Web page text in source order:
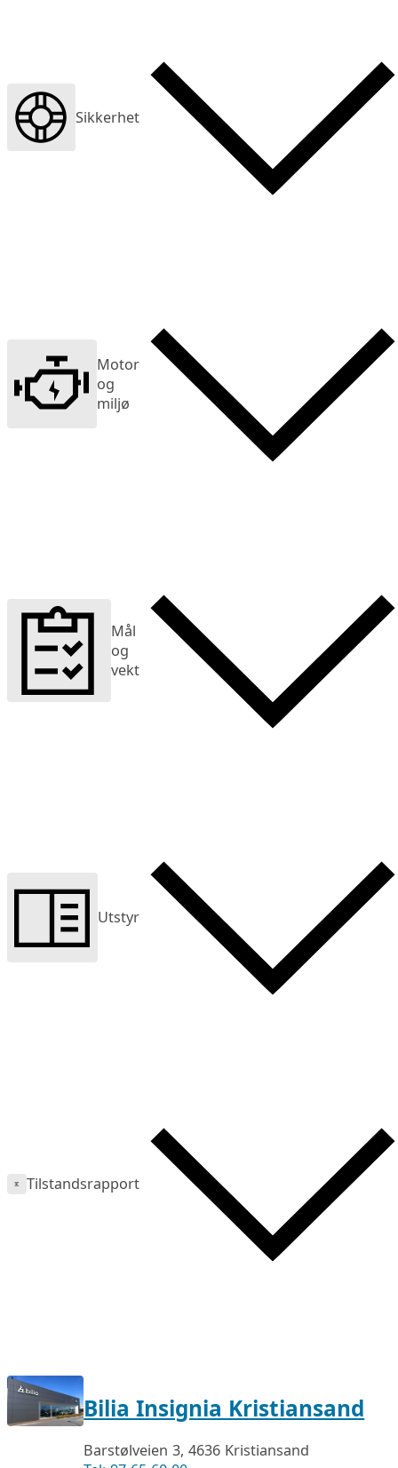
Sikkerhet
Motor
og
miljø
Mål
og
vekt
Utstyr
Tilstandsrapport
Bilia Insignia Kristiansand
Barstølveien 3, 4636 Kristiansand